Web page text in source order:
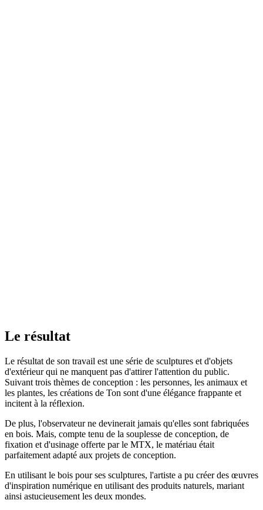
Le résultat
Le résultat de son travail est une série de sculptures et d'objets
d'extérieur qui ne manquent pas d'attirer l'attention du public.
Suivant trois thèmes de conception : les personnes, les animaux et
les plantes, les créations de Ton sont d'une élégance frappante et
incitent à la réflexion.
De plus, l'observateur ne devinerait jamais qu'elles sont fabriquées
en bois. Mais, compte tenu de la souplesse de conception, de
fixation et d'usinage offerte par le MTX, le matériau était
parfaitement adapté aux projets de conception.
En utilisant le bois pour ses sculptures, l'artiste a pu créer des œuvres
d'inspiration numérique en utilisant des produits naturels, mariant
ainsi astucieusement les deux mondes.